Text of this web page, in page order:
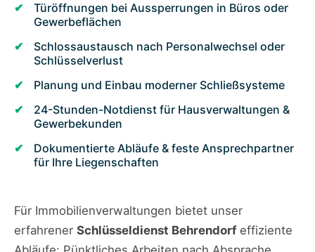
Türöffnungen bei Aussperrungen in Büros oder
Gewerbeflächen
Schlossaustausch nach Personalwechsel oder
Schlüsselverlust
Planung und Einbau moderner Schließsysteme
24-Stunden-Notdienst für Hausverwaltungen &
Gewerbekunden
Dokumentierte Abläufe & feste Ansprechpartner
für Ihre Liegenschaften
Für Immobilienverwaltungen bietet unser
erfahrener Schlüsseldienst Behrendorfeffiziente